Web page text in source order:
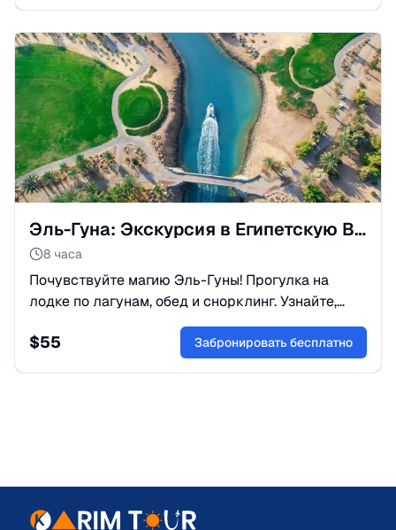
Эль-Гуна: Экскурсия в Египетскую Венецию из Хургады
8 часа
Почувствуйте магию Эль-Гуны! Прогулка на
лодке по лагунам, обед и снорклинг. Узнайте,
почему этот курорт считают самым стильным в
Египте. Бронируйте онлайн!
$55 Забронировать бесплатно